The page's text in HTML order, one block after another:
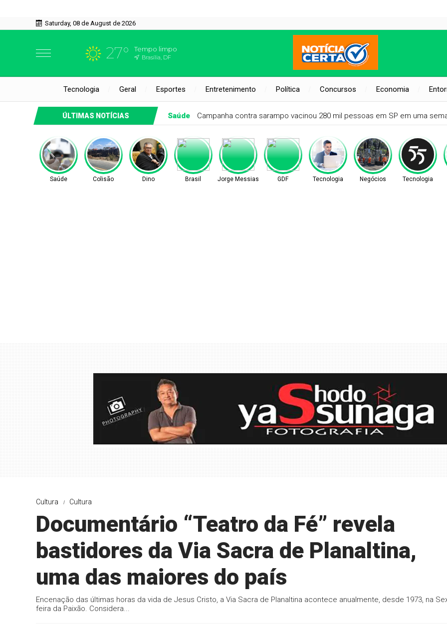
Saturday, 08 de August de 2026
27° Tempo limpo
Brasília, DF
Tecnologia Geral Esportes Entretenimento Política Concursos Economia
ÚLTIMAS NOTÍCIAS
priorizam tecnologia e IA, aponta Grant Thornton
Saúde Colisão Dino Brasil Jorge Messias GDF Tecnologia Negócios Tecnologia
Cultura Cultura
Documentário “Teatro da Fé” revela
bastidores da Via Sacra de Planaltina,
uma das maiores do país
Encenação das últimas horas da vida de Jesus Cristo, a Via Sacra de Planaltina acontece anualmente, desde 1973, na
feira da Paixão. Considera...